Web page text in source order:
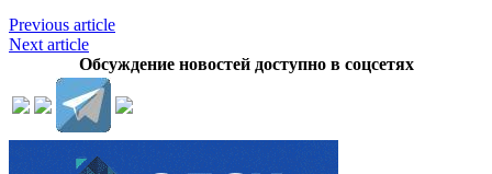
Previous article
Next article
Обсуждение новостей доступно в соцсетях